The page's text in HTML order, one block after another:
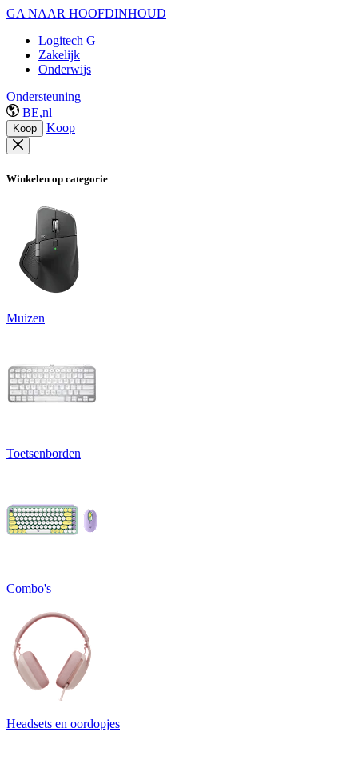
GA NAAR HOOFDINHOUD
Logitech G
Zakelijk
Onderwijs
Ondersteuning
BE,nl
Koop Koop
Winkelen op categorie
Muizen
Toetsenborden
Combo's
Headsets en oordopjes